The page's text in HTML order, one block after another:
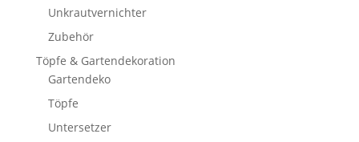
Unkrautvernichter
Zubehör
Töpfe & Gartendekoration
Gartendeko
Töpfe
Untersetzer